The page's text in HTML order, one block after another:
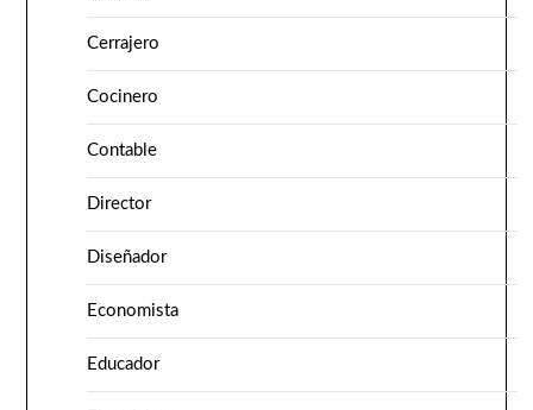
Cerrajero
Cocinero
Contable
Director
Diseñador
Economista
Educador